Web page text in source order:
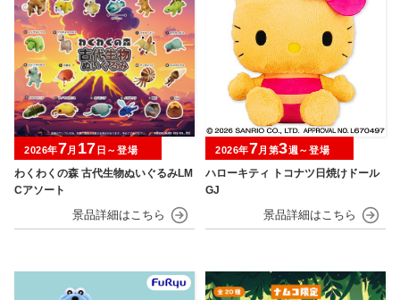
わくわくの森 古代生物ぬいぐるみLM
Cアソート
2026年7月 17 日～登場
ハローキティ トコナツ日焼けドール
GJ
2026年7月第3週～登場